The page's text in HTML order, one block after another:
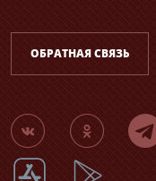
ОБРАТНАЯ СВЯЗЬ